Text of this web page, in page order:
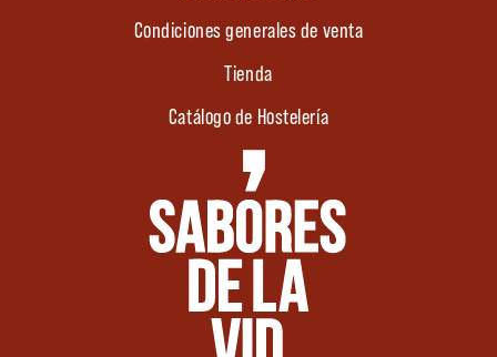
Condiciones generales de venta
Tienda
Catálogo de Hostelería